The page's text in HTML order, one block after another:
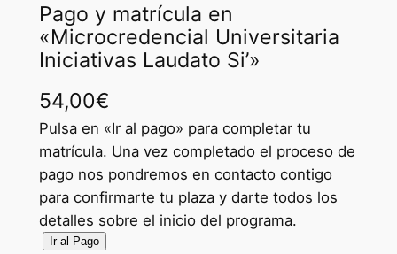
Pago y matrícula en
«Microcredencial Universitaria
Iniciativas Laudato Si’»
54,00€
Pulsa en «Ir al pago» para completar tu
matrícula. Una vez completado el proceso de
pago nos pondremos en contacto contigo
para confirmarte tu plaza y darte todos los
detalles sobre el inicio del programa.
Ir al Pago